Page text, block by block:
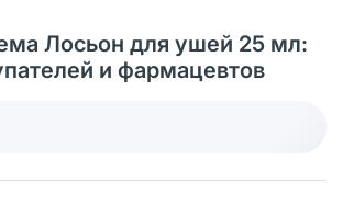
Лосьон для ушей 25 мл:
и фармацевтов